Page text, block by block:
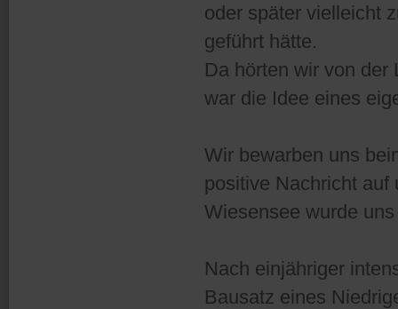
oder später vielleicht
geführt hätte.
Da hörten wir von der
war die Idee eines
Wir bewarben uns
positive Nachricht auf
Wiesensee wurde
Nach einjähriger
Bausatz eines